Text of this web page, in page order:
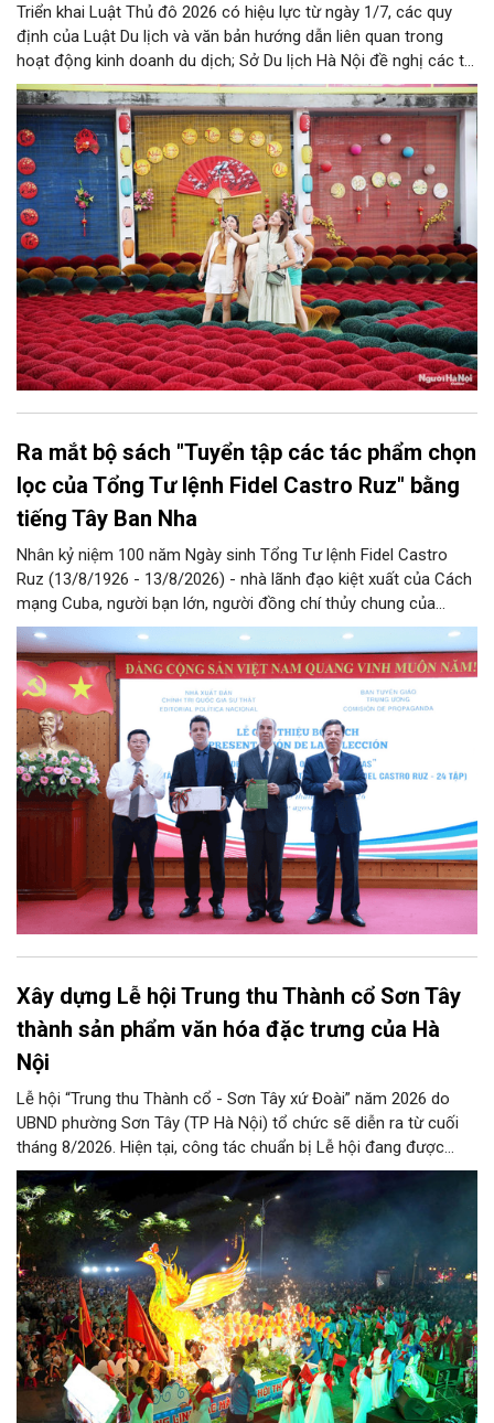
Triển khai Luật Thủ đô 2026 có hiệu lực từ ngày 1/7, các quy
định của Luật Du lịch và văn bản hướng dẫn liên quan trong
hoạt động kinh doanh du dịch; Sở Du lịch Hà Nội đề nghị các tổ
chức, đơn vị, doanh nghiệp kinh doanh dịch vụ lữ hành trên địa
bàn thành phố thực hiện một số nội dung quan trọng. Qua đó
góp phần thực hiện thắng lợi các mục tiêu phát triển du lịch Hà
Nội năm 2026 và giai đoạn tiếp theo.
Ra mắt bộ sách "Tuyển tập các tác phẩm chọn
lọc của Tổng Tư lệnh Fidel Castro Ruz" bằng
tiếng Tây Ban Nha
Nhân kỷ niệm 100 năm Ngày sinh Tổng Tư lệnh Fidel Castro
Ruz (13/8/1926 - 13/8/2026) - nhà lãnh đạo kiệt xuất của Cách
mạng Cuba, người bạn lớn, người đồng chí thủy chung của
Đảng, Nhà nước và nhân dân Việt Nam, chiều 5/8, tại Hà Nội,
Nhà xuất bản Chính trị quốc gia Sự thật phối hợp với Ban Tuyên
giáo Trung ương tổ chức Lễ giới thiệu bộ sách “Tuyển tập các
tác phẩm chọn lọc của Tổng Tư lệnh Fidel Castro Ruz” gồm 24
tập bằng tiếng Tây Ban Nha.
Xây dựng Lễ hội Trung thu Thành cổ Sơn Tây
thành sản phẩm văn hóa đặc trưng của Hà
Nội
Lễ hội “Trung thu Thành cổ - Sơn Tây xứ Đoài” năm 2026 do
UBND phường Sơn Tây (TP Hà Nội) tổ chức sẽ diễn ra từ cuối
tháng 8/2026. Hiện tại, công tác chuẩn bị Lễ hội đang được
chính quyền phường Sơn Tây cùng các phòng, ban, ngành, đơn
vị và 25 tổ dân phố khẩn trương triển khai, tạo khí thế sôi nổi,
sẵn sàng mang đến cho Nhân dân và du khách một mùa Trung
thu quy mô, đặc sắc và giàu bản sắc văn hóa xứ Đoài.